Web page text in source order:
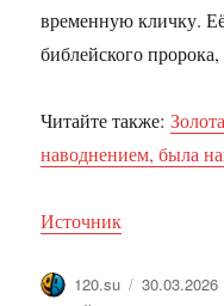
временную кличку.
библейского
Читайте также:
наводнением, была
Источник
Автор
120.su 30.03.2026